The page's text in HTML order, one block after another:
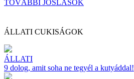
TOVÁBBI JÓSLÁSOK
ÁLLATI CUKISÁGOK
ÁLLATI
9 dolog, amit soha ne tegyél a kutyáddal!